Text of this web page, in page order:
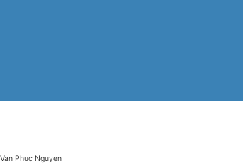
Van Phuc Nguyen